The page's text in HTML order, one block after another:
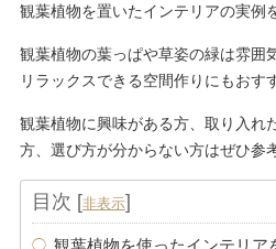
観葉植物を置いたインテリアの実例
観葉植物の葉っぱや草姿の緑は雰囲
リラックスできる空間作りにもおす
観葉植物に興味がある方、取り入れ
方、選び方が分からない方はぜひ参
目次 [非表示]
観葉植物を使ったインテリア